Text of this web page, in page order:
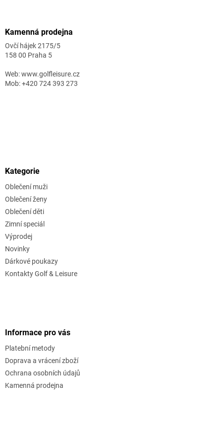
Kamenná prodejna
Ovčí hájek 2175/5
158 00 Praha 5
Web: www.golfleisure.cz
Mob: +420 724 393 273
Kategorie
Oblečení muži
Oblečení ženy
Oblečení děti
Zimní speciál
Výprodej
Novinky
Dárkové poukazy
Kontakty Golf & Leisure
Informace pro vás
Platební metody
Doprava a vrácení zboží
Ochrana osobních údajů
Kamenná prodejna